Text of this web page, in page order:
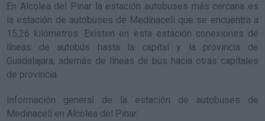
En Alcolea del Pinar la estación autobuses más cercana es
la estación de autobuses de Medinaceli que se encuentra a
15,26 kilómetros. Existen en esta estación conexiones de
líneas de autobús hasta la capital y la provincia de
Guadalajara, además de líneas de bus hacia otras capitales
de provincia.
Información general de la estación de autobuses de
Medinaceli en Alcolea del Pinar: